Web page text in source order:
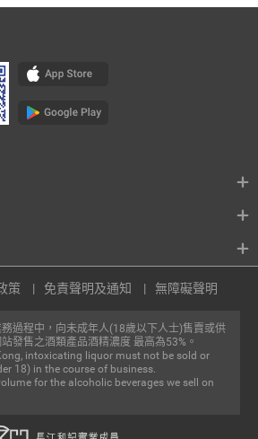
過程中，向未成年人(18歲以下人士)售賣或供
發售之酒類產品酒精濃度 最高為53%。
intoxicating liquor must not be sold or
18) in the course of business.
for the alcoholic beverages we sell on
策 免責聲明及通知 無障礙聲明